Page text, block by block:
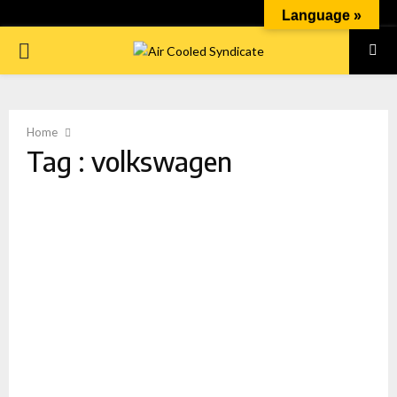
PRIMARY
Home
Tag : volkswagen
Language »